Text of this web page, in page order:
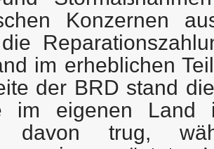
Konzernen
im erheblichen
der BRD stand
im eigenen Land
davon trug,